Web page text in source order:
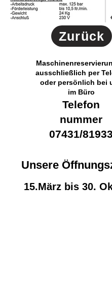
Zurück
ausschließlich per
oder persönlich bei
im Büro
Telefon
nummer
07431/81933
Unsere
15.März bis 30.